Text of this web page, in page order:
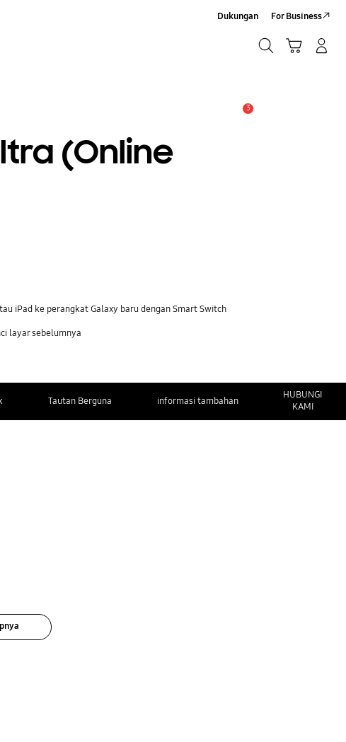
Dukungan For Business
3
(Online
iPad ke perangkat Galaxy baru dengan Smart Switch
layar sebelumnya
Tautan Berguna informasi tambahan
HUBUNGI
KAMI